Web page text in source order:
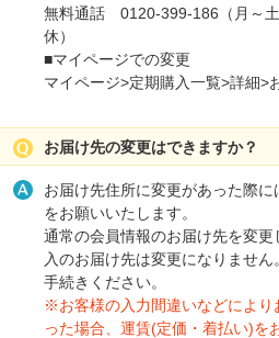
無料通話 0120-399-186（月～
休）
■マイページでの変更
マイページ>定期購入一覧>詳細>
お届け先の変更はできますか？
お届け先住所に変更があった際に
をお願いいたします。
通常の会員情報のお届け先を変
入のお届け先は変更になりませ
手続きください。
※お客様の入力間違いなどにより
った場合、運賃(定価・着払い)を